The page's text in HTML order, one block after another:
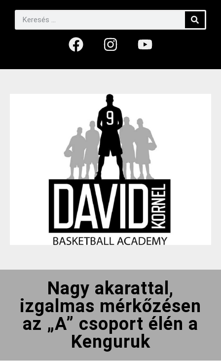
Nagy akarattal,
izgalmas mérkőzésen
az „A” csoport élén a
Kenguruk